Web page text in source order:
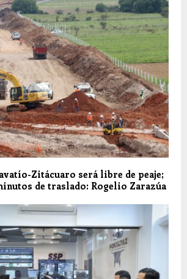
Zitácuaro será libre de peaje;
de traslado: Rogelio Zarazúa